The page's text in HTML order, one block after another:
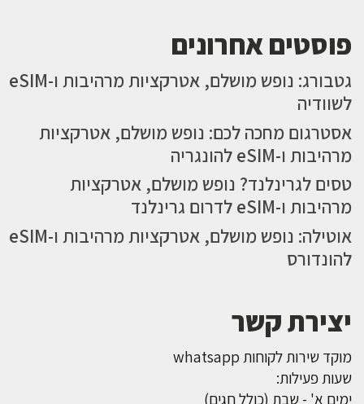
פוסטים אחרונים
גטבורג: נופש מושלם, אטרקציות מרהיבות ו-eSIM
לשוודיה
אסטרגום מחכה לכם: נופש מושלם, אטרקציות
מרהיבות ו-eSIM להונגריה
טסים לגרינלנד? נופש מושלם, אטרקציות
מרהיבות ו-eSIM לדרום גרינלנד
אוטילה: נופש מושלם, אטרקציות מרהיבות ו-eSIM
להונדורס
יצירת קשר
מוקד שירות לקוחות whatsapp
שעות פעילות:
ימים א' - שבת (כולל חגים)